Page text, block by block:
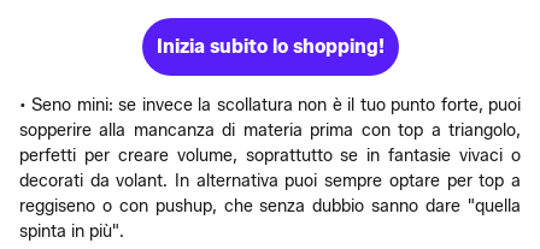
Inizia subito lo shopping!
• Seno mini: se invece la scollatura non è il tuo punto forte, puoi
sopperire alla mancanza di materia prima con top a triangolo,
perfetti per creare volume, soprattutto se in fantasie vivaci o
decorati da volant. In alternativa puoi sempre optare per top a
reggiseno o con pushup, che senza dubbio sanno dare "quella
spinta in più".